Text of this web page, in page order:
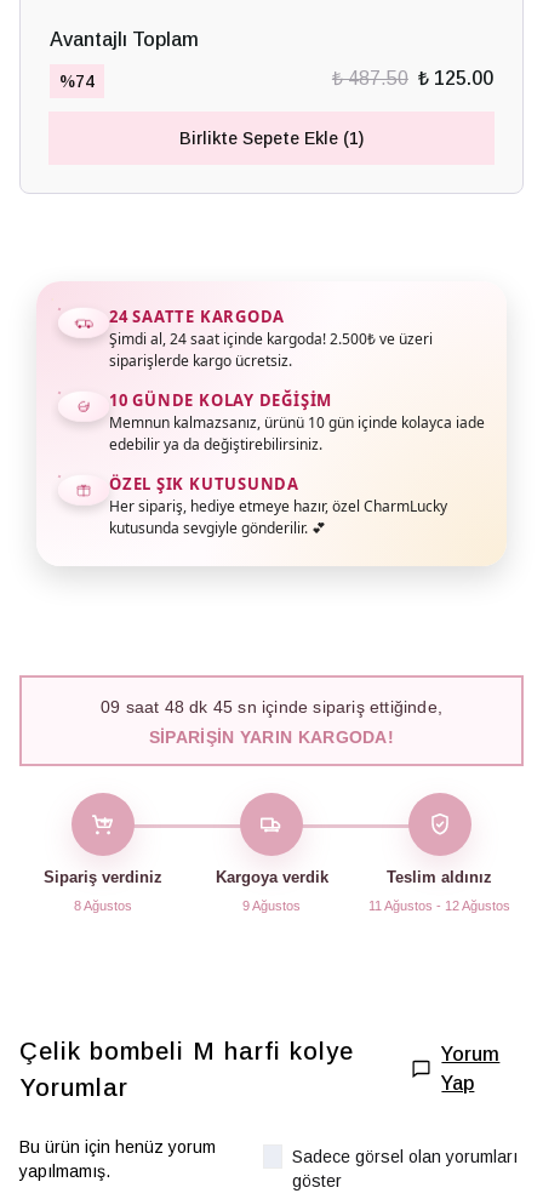
Avantajlı Toplam
%74 ₺ 487.50 ₺ 125.00
Birlikte Sepete Ekle (1)
24 SAATTE KARGODA
Şimdi al, 24 saat içinde kargoda! 2.500₺ ve üzeri
siparişlerde kargo ücretsiz.
10 GÜNDE KOLAY DEĞIŞIM
Memnun kalmazsanız, ürünü 10 gün içinde kolayca iade
edebilir ya da değiştirebilirsiniz.
ÖZEL ŞIK KUTUSUNDA
Her sipariş, hediye etmeye hazır, özel CharmLucky
kutusunda sevgiyle gönderilir. 💕
09 saat 48 dk 44 sn içinde sipariş ettiğinde,
SIPARIŞIN YARIN KARGODA!
Sipariş verdiniz
8 Ağustos
Kargoya verdik
9 Ağustos
Teslim aldınız
11 Ağustos - 12 Ağustos
Çelik bombeli M harfi kolye
Yorumlar
Yorum
Yap
Bu ürün için henüz yorum
yapılmamış.
Sadece görsel olan yorumları
göster